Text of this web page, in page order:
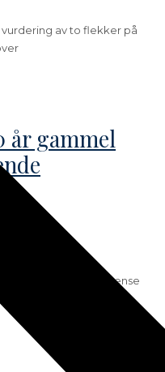
vurdering av to flekker på
år gammel
for utbredte
ved vannlating, intense